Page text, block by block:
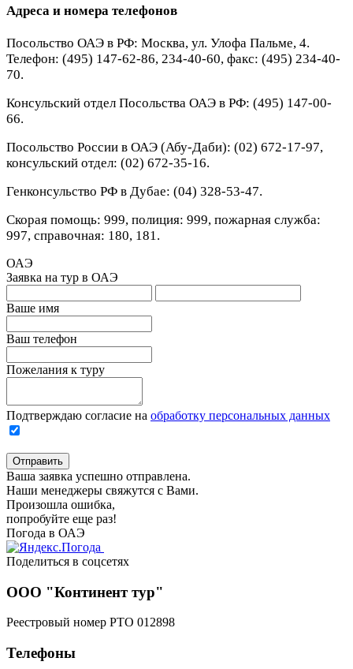
Адреса и номера телефонов
Посольство ОАЭ в РФ: Москва, ул. Улофа Пальме, 4.
Телефон: (495) 147-62-86, 234-40-60, факс: (495) 234-40-
70.
Консульский отдел Посольства ОАЭ в РФ: (495) 147-00-
66.
Посольство России в ОАЭ (Абу-Даби): (02) 672-17-97,
консульский отдел: (02) 672-35-16.
Генконсульство РФ в Дубае: (04) 328-53-47.
Скорая помощь: 999, полиция: 999, пожарная служба:
997, справочная: 180, 181.
ОАЭ
Заявка на тур в ОАЭ
Ваше имя
Ваш телефон
Пожелания к туру
Подтверждаю согласие на обработку персональных данных
Отправить
Ваша заявка успешно отправлена.
Наши менеджеры свяжутся с Вами.
Произошла ошибка,
попробуйте еще раз!
Погода в ОАЭ
Поделиться в соцсетях
ООО "Континент тур"
Реестровый номер РТО 012898
Телефоны